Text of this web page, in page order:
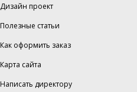
Дизайн проект
Полезные статьи
Как оформить заказ
Карта сайта
Написать директору